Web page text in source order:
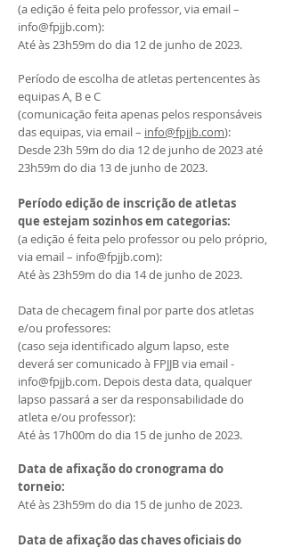
(a edição é feita pelo professor, via email –
info@fpjjb.com):
Até às 23h59m do dia 12 de junho de 2023.
Período de escolha de atletas pertencentes às
equipas A, B e C
(comunicação feita apenas pelos responsáveis
das equipas, via email – info@fpjjb.com):
Desde 23h 59m do dia 12 de junho de 2023 até
23h59m do dia 13 de junho de 2023.
Período edição de inscrição de atletas
que estejam sozinhos em categorias:
(a edição é feita pelo professor ou pelo próprio,
via email – info@fpjjb.com):
Até às 23h59m do dia 14 de junho de 2023.
Data de checagem final por parte dos atletas
e/ou professores:
(caso seja identificado algum lapso, este
deverá ser comunicado à FPJJB via email -
info@fpjjb.com. Depois desta data, qualquer
lapso passará a ser da responsabilidade do
atleta e/ou professor):
Até às 17h00m do dia 15 de junho de 2023.
Data de afixação do cronograma do
torneio:
Até às 23h59m do dia 15 de junho de 2023.
Data de afixação das chaves oficiais do